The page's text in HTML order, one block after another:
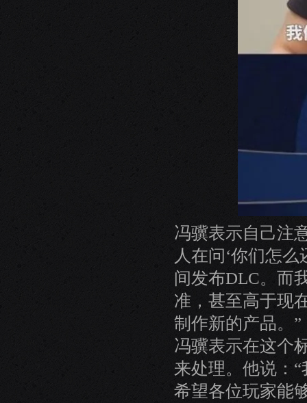
冯骥表示自己注
人在问‘你们怎
间发布DLC。而
准，甚至高于现
制作新的产品。”
冯骥表示在这个
来处理。他说：
希望各位玩家能